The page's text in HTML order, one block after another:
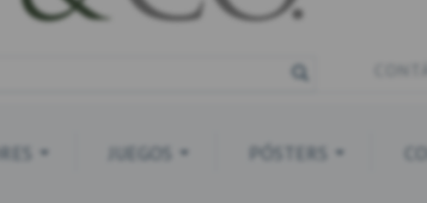
JUEGOS PÓSTERS